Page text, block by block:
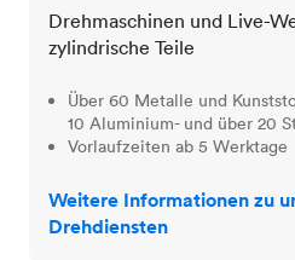
Drehmaschinen und Live-
zylindrische Teile
Über 60 Metalle und
10 Aluminium- und über 20
Vorlaufzeiten ab 5 Werktage
Weitere Informationen zu
Drehdiensten